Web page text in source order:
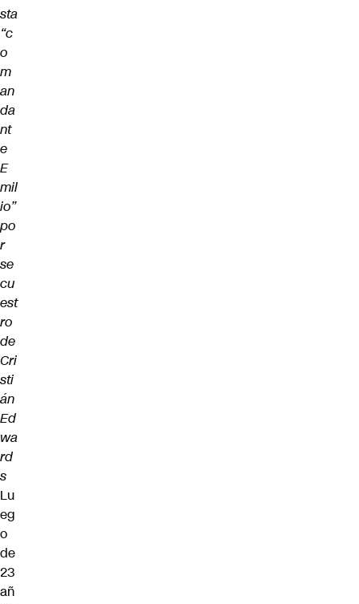
sta
“c
o
m
an
da
nt
e
E
mil
io”
po
r
se
cu
est
ro
de
Cri
sti
án
Ed
wa
rd
s
Lu
eg
o
de
23
añ